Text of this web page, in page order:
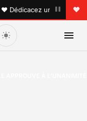
Dédicacez un titre à vos